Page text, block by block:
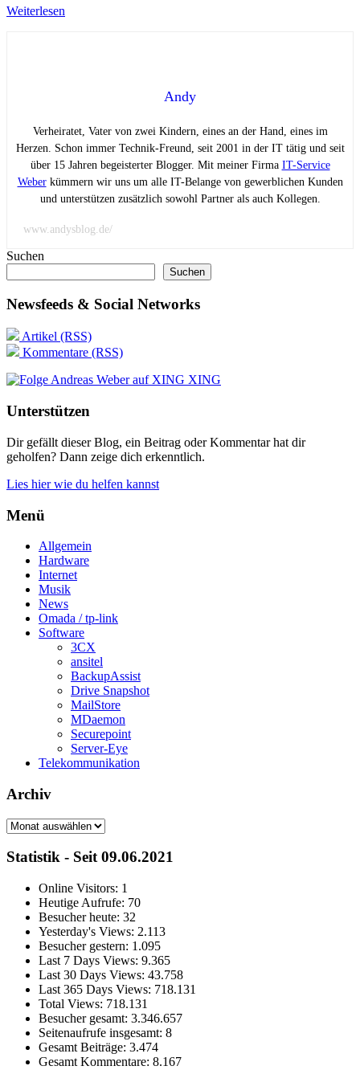
Weiterlesen
Andy
Verheiratet, Vater von zwei Kindern, eines an der Hand, eines im
Herzen. Schon immer Technik-Freund, seit 2001 in der IT tätig und seit
über 15 Jahren begeisterter Blogger. Mit meiner Firma IT-Service
Weberkümmern wir uns um alle IT-Belange von gewerblichen Kunden
und unterstützen zusätzlich sowohl Partner als auch Kollegen.
www.andysblog.de/
Suchen
Suchen
Newsfeeds & Social Networks
Artikel (RSS)
Kommentare (RSS)
XING
Unterstützen
Dir gefällt dieser Blog, ein Beitrag oder Kommentar hat dir
geholfen? Dann zeige dich erkenntlich.
Lies hier wie du helfen kannst
Menü
Allgemein
Hardware
Internet
Musik
News
Omada / tp-link
Software
3CX
ansitel
BackupAssist
Drive Snapshot
MailStore
MDaemon
Securepoint
Server-Eye
Telekommunikation
Archiv
Archiv
Statistik - Seit 09.06.2021
Online Visitors: 1
Heutige Aufrufe: 70
Besucher heute: 32
Yesterday's Views: 2.113
Besucher gestern: 1.095
Last 7 Days Views: 9.365
Last 30 Days Views: 43.758
Last 365 Days Views: 718.131
Total Views: 718.131
Besucher gesamt: 3.346.657
Seitenaufrufe insgesamt: 8
Gesamt Beiträge: 3.474
Gesamt Kommentare: 8.167